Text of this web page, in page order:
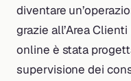
diventare
grazie all’Area
online è stata
supervisione dei